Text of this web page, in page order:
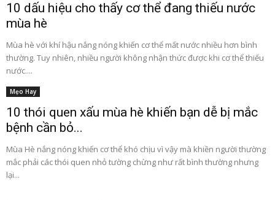
10 dấu hiệu cho thấy cơ thể đang thiếu nước
mùa hè
Mùa hè với khí hậu nắng nóng khiến cơ thể mất nước nhiều hơn bình
thường. Tuy nhiên, nhiều người không nhận thức được khi cơ thể thiếu
nước....
Mẹo Hay
10 thói quen xấu mùa hè khiến bạn dễ bị mắc
bệnh cần bỏ...
Mùa Hè nắng nóng khiến cơ thể khó chịu vì vậy mà khiền người thường
mắc phải các thói quen nhỏ tường chừng như rất bình thường nhưng
lại...